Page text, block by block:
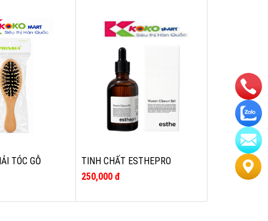
TÓC GỖ
TINH CHẤT ESTHEPRO
VITAMIN C SERUM 561 100ML
250,000 đ